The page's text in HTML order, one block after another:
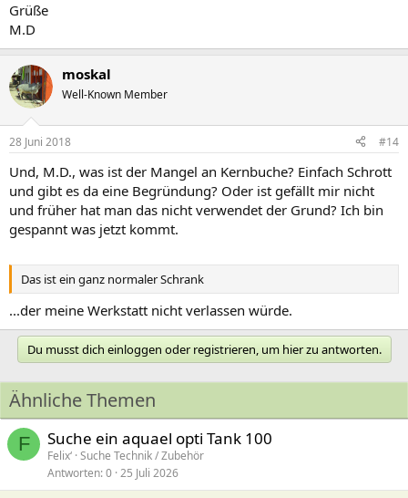
Grüße
M.D
moskal
Well-Known Member
28 Juni 2018 #14
Und, M.D., was ist der Mangel an Kernbuche? Einfach Schrott
und gibt es da eine Begründung? Oder ist gefällt mir nicht
und früher hat man das nicht verwendet der Grund? Ich bin
gespannt was jetzt kommt.
Das ist ein ganz normaler Schrank
...der meine Werkstatt nicht verlassen würde.
Du musst dich einloggen oder registrieren, um hier zu antworten.
Ähnliche Themen
F Suche ein aquael opti Tank 100
Felix‘ Suche Technik / Zubehör
Antworten 0 25 Juli 2026